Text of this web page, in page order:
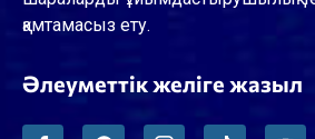
қамтамасыз ету.
Әлеуметтік желіге жазыл